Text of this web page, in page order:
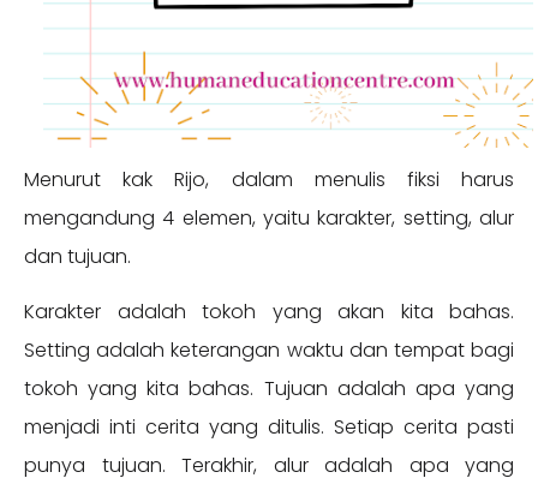
Menurut kak Rijo, dalam menulis fiksi harus
mengandung 4 elemen, yaitu karakter, setting, alur
dan tujuan.
Karakter adalah tokoh yang akan kita bahas.
Setting adalah keterangan waktu dan tempat bagi
tokoh yang kita bahas. Tujuan adalah apa yang
menjadi inti cerita yang ditulis. Setiap cerita pasti
punya tujuan. Terakhir, alur adalah apa yang